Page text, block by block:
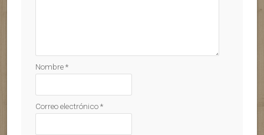
Nombre*
Correo electrónico*